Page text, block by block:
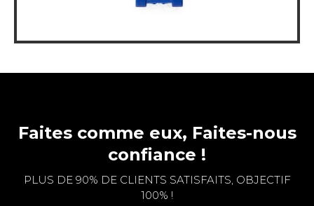
Faites comme eux, Faites-nous
confiance !
PLUS DE 90% DE CLIENTS SATISFAITS, OBJECTIF
100% !